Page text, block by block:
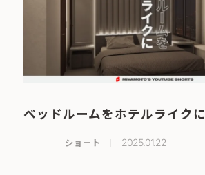
ベッドルームをホテルライクに
ショート 2025.01.22